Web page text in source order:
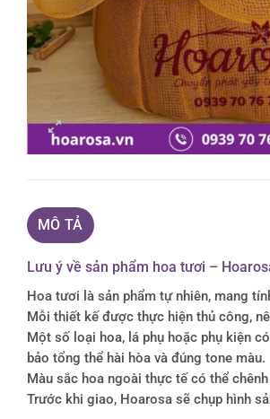
MÔ TẢ
Lưu ý về sản phẩm hoa tươi –
Hoa tươi là sản phẩm tự nhiên, mang
Mỗi thiết kế được thực hiện thủ công,
Một số loại hoa, lá phụ hoặc phụ kiện
bảo tổng thể hài hòa và đúng tone màu.
Màu sắc hoa ngoài thực tế có thể
Trước khi giao, Hoarosa sẽ chụp hình